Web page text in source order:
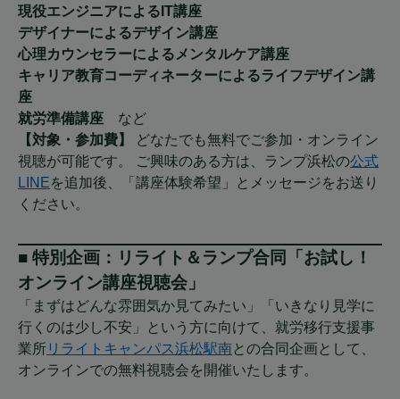
現役エンジニアによるIT講座
デザイナーによるデザイン講座
心理カウンセラーによるメンタルケア講座
キャリア教育コーディネーターによるライフデザイン講
座
就労準備講座 など
【対象・参加費】
どなたでも無料でご参加・オンライン
視聴が可能です。 ご興味のある方は、ランプ浜松の公式
LINEを追加後、「講座体験希望」とメッセージをお送り
ください。
■ 特別企画：リライト＆ランプ合同「お試し！
オンライン講座視聴会」
「まずはどんな雰囲気か見てみたい」「いきなり見学に
行くのは少し不安」という方に向けて、就労移行支援事
業所リライトキャンパス浜松駅南との合同企画として、
オンラインでの無料視聴会を開催いたします。